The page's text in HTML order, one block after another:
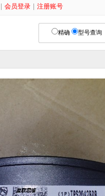
| 会员登录 | 注册账号
精确 型号查询